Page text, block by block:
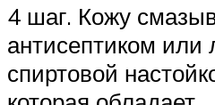
4 шаг. Кожу
антисептиком или
спиртовой